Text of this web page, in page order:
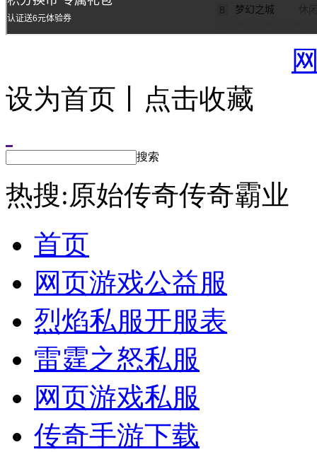
设为首页丨点击收藏
搜索
热搜:原始传奇传奇霸业
首页
网页游戏公益服
烈焰私服开服表
雷霆之怒私服
网页游戏私服
传奇手游下载